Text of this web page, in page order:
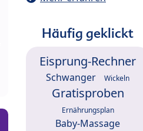
Häufig geklickt
Eisprung-Rechner
Schwanger Wickeln
Gratisproben
Ernährungsplan
Baby-Massage